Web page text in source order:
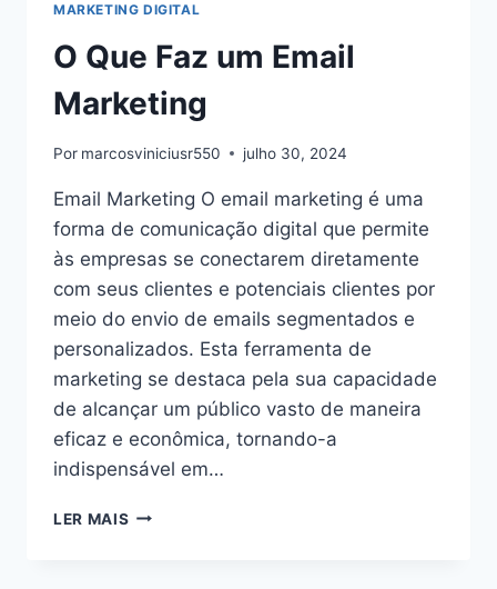
MARKETING DIGITAL
O Que Faz um Email
Marketing
Por marcosviniciusr550 julho 30, 2024
Email Marketing O email marketing é uma
forma de comunicação digital que permite
às empresas se conectarem diretamente
com seus clientes e potenciais clientes por
meio do envio de emails segmentados e
personalizados. Esta ferramenta de
marketing se destaca pela sua capacidade
de alcançar um público vasto de maneira
eficaz e econômica, tornando-a
indispensável em…
LER MAIS O